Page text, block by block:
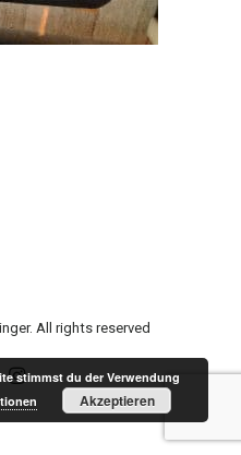
All rights reserved
stimmst du der Verwendung
Akzeptieren